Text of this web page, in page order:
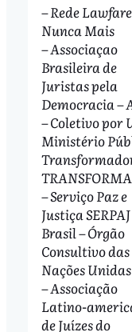
– Rede Lawfare
Nunca Mais
– Associaçao
Brasileira de
Juristas pela
Democracia –
– Coletivo por
Ministério
– Serviço Paz e
Justiça SERPAJ
Brasil – Órgão
Consultivo das
Nações Unidas
– Associação
Latino-
de Juízes do